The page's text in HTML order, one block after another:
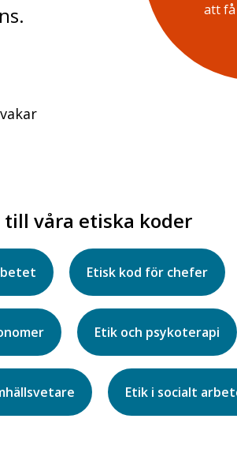
till våra etiska koder
Etisk kod för chefer
Etik och psykoterapi
Etik i socialt
att